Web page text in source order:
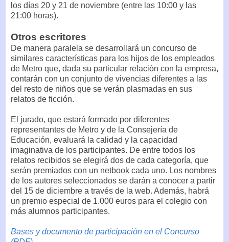
los días 20 y 21 de noviembre (entre las 10:00 y las
21:00 horas).
Otros escritores
De manera paralela se desarrollará un concurso de
similares características para los hijos de los empleados
de Metro que, dada su particular relación con la empresa,
contarán con un conjunto de vivencias diferentes a las
del resto de niños que se verán plasmadas en sus
relatos de ficción.
El jurado, que estará formado por diferentes
representantes de Metro y de la Consejería de
Educación, evaluará la calidad y la capacidad
imaginativa de los participantes. De entre todos los
relatos recibidos se elegirá dos de cada categoría, que
serán premiados con un netbook cada uno. Los nombres
de los autores seleccionados se darán a conocer a partir
del 15 de diciembre a través de la web. Además, habrá
un premio especial de 1.000 euros para el colegio con
más alumnos participantes.
Bases y documento de participación en el Concurso